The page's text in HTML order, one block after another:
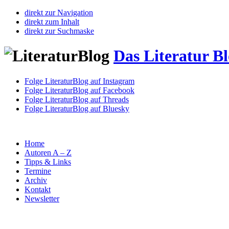
direkt zur Navigation
direkt zum Inhalt
direkt zur Suchmaske
Das Literatur
Folge LiteraturBlog auf Instagram
Folge LiteraturBlog auf Facebook
Folge LiteraturBlog auf Threads
Folge LiteraturBlog auf Bluesky
Home
Autoren A – Z
Tipps & Links
Termine
Archiv
Kontakt
Newsletter